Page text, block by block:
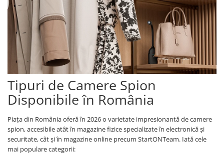
Tipuri de Camere Spion
Disponibile în România
Piața din România oferă în 2026 o varietate impresionantă de camere
spion, accesibile atât în magazine fizice specializate în electronică și
securitate, cât și în magazine online precum StartONTeam. Iată cele
mai populare categorii: